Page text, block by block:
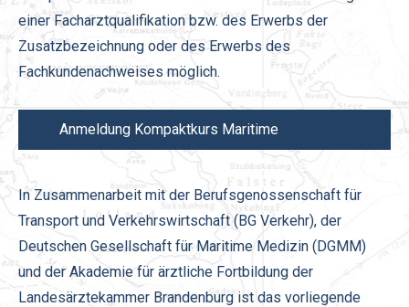
einer Facharztqualifikation bzw. des Erwerbs der
Zusatzbezeichnung oder des Erwerbs des
Fachkundenachweises möglich.
Anmeldung Kompaktkurs Maritime
Medizin 2025
In Zusammenarbeit mit der Berufsgenossenschaft für
Transport und Verkehrswirtschaft (BG Verkehr), der
Deutschen Gesellschaft für Maritime Medizin (DGMM)
und der Akademie für ärztliche Fortbildung der
Landesärztekammer Brandenburg ist das vorliegende